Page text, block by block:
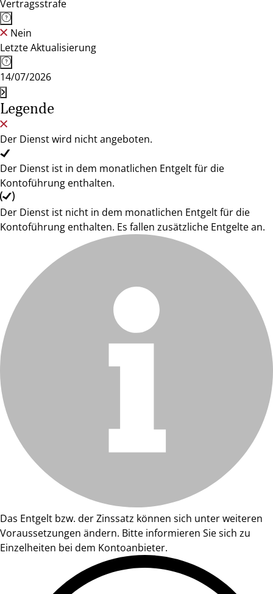
Vertragsstrafe
Nein
Letzte Aktualisierung
14/07/2026
Legende
Der Dienst wird nicht angeboten.
Der Dienst ist in dem monatlichen Entgelt für die
Kontoführung enthalten.
Der Dienst ist nicht in dem monatlichen Entgelt für die
Kontoführung enthalten. Es fallen zusätzliche Entgelte an.
Das Entgelt bzw. der Zinssatz können sich unter weiteren
Voraussetzungen ändern. Bitte informieren Sie sich zu
Einzelheiten bei dem Kontoanbieter.